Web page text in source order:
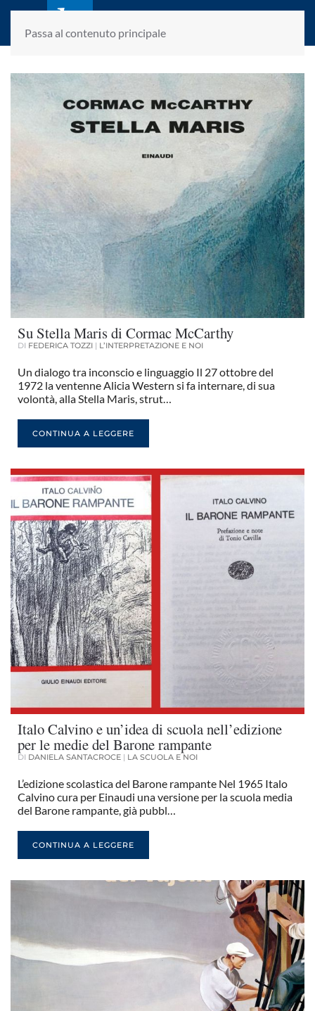
Passa al contenuto principale
laletteraturaenoi.it
fondato da Romano Luperini
Su Stella Maris di Cormac McCarthy
DI FEDERICA TOZZI | L’INTERPRETAZIONE E NOI
Un dialogo tra inconscio e linguaggio Il 27 ottobre del
1972 la ventenne Alicia Western si fa internare, di sua
volontà, alla Stella Maris, strut…
CONTINUA A LEGGERE
Italo Calvino e un’idea di scuola nell’edizione
per le medie del Barone rampante
DI DANIELA SANTACROCE | LA SCUOLA E NOI
L’edizione scolastica del Barone rampante Nel 1965 Italo
Calvino cura per Einaudi una versione per la scuola media
del Barone rampante, già pubbl…
CONTINUA A LEGGERE